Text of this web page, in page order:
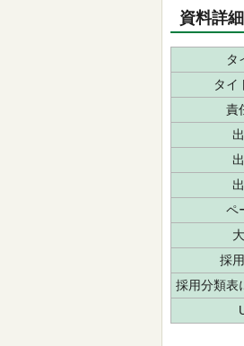
資料詳細
タ
タイ
責
ペ
採
採用分類表